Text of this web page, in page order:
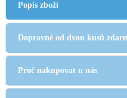
Popis zboží
Dopravné od dvou kusů
Proč nakupovat u nás